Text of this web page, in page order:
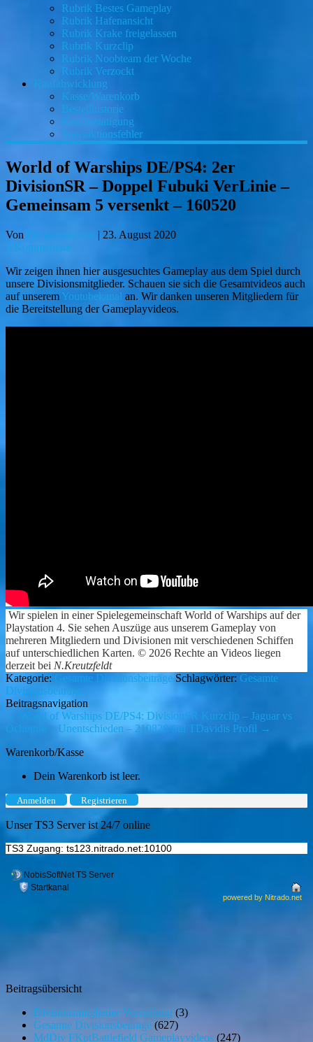
Rubrik Bestes Gameplay
Rubrik Hafenansicht
Rubrik Krake freigelassen
Rubrik Kurzclip
Rubrik Noobteam der Woche
Rubrik Verzockt
Kaufabwicklung
Kasse/Warenkorb
Bestellhistorie
Kaufbestätigung
Transaktionsfehler
World of Warships DE/PS4: 2er
DivisionSR – Doppel Fubuki VerLinie –
Gemeinsam 5 versenkt – 160520
Von Divisionservice | 23. August 2020
0 Kommentare
Wir zeigen ihnen hier ausgesuchtes Gameplay aus dem Spiel durch
unsere Divisionsmitglieder. Schauen sie sich die Gesamtvideos auch
auf unserem Youtubekanal an. Wir danken unseren Mitgliedern für
die Bereitstellung der Gameplayvideos.
Wir spielen in einer Spielegemeinschaft World of Warships auf der
Playstation 4. Sie sehen Auszüge aus unserem Gameplay von
mehreren Mitgliedern und Divisionen mit verschiedenen Schiffen
auf unterschiedlichen Karten. © 2026 Rechte an Videos liegen
derzeit bei N.Kreutzfeldt
Kategorie:
Gesamte Divisionsbeiträge Schlagwörter: Gesamte
Divisionsbeiträge
Beitragsnavigation
←
World of Warships DE/PS4: DivisionSR Kurzclip – Jaguar vs
Ochotnik – Unentschieden – 210820/Std TDavidis Profil →
Warenkorb/Kasse
Dein Warenkorb ist leer.
Anmelden Registrieren
Unser TS3 Server ist 24/7 online
TS3 Zugang: ts123.nitrado.net:10100
Beitragsübersicht
Divisionsmitglieder Vorstellung (3)
Gesamte Divisionsbeiträge (627)
MdDiv FKptBattlefield Gameplayvideos (247)